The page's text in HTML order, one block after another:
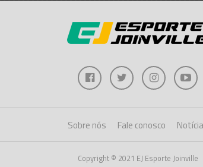
Sobre nós Fale conosco
Copyright © 2021 EJ Esporte Joinville